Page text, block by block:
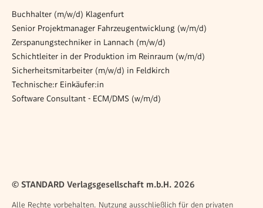
Buchhalter (m/w/d) Klagenfurt
Senior Projektmanager Fahrzeugentwicklung (w/m/d)
Zerspanungstechniker in Lannach (m/w/d)
Schichtleiter in der Produktion im Reinraum (w/m/d)
Sicherheitsmitarbeiter (m/w/d) in Feldkirch
Technische:r Einkäufer:in
Software Consultant - ECM/DMS (w/m/d)
© STANDARD Verlagsgesellschaft m.b.H. 2026
Alle Rechte vorbehalten. Nutzung ausschließlich für den privaten